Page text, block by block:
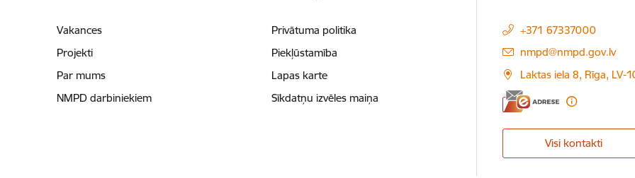
Vakances
Projekti
Par mums
NMPD darbiniekiem
Privātuma politika
Piekļūstamība
Lapas karte
Sīkdatņu izvēles maiņa
+371 67337000
E-pasts:
nmpd@nmpd.gov.lv
Laktas iela 8, Rīga, LV-
Visi kontakti